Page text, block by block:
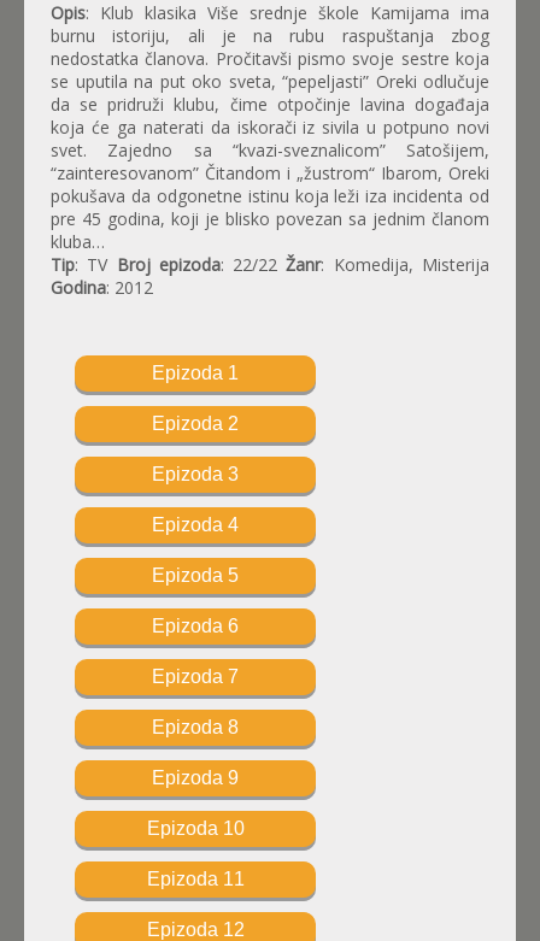
Opis: Klub klasika Više srednje škole Kamijama ima
burnu istoriju, ali je na rubu raspuštanja zbog
nedostatka članova. Pročitavši pismo svoje sestre koja
se uputila na put oko sveta, “pepeljasti” Oreki odlučuje
da se pridruži klubu, čime otpočinje lavina događaja
koja će ga naterati da iskorači iz sivila u potpuno novi
svet. Zajedno sa “kvazi-sveznalicom” Satošijem,
“zainteresovanom” Čitandom i „žustrom“ Ibarom, Oreki
pokušava da odgonetne istinu koja leži iza incidenta od
pre 45 godina, koji je blisko povezan sa jednim članom
kluba…
Tip: TV Broj epizoda: 22/22Žanr: Komedija, Misterija
Godina: 2012
Epizoda 1
Epizoda 2
Epizoda 3
Epizoda 4
Epizoda 5
Epizoda 6
Epizoda 7
Epizoda 8
Epizoda 9
Epizoda 10
Epizoda 11
Epizoda 12